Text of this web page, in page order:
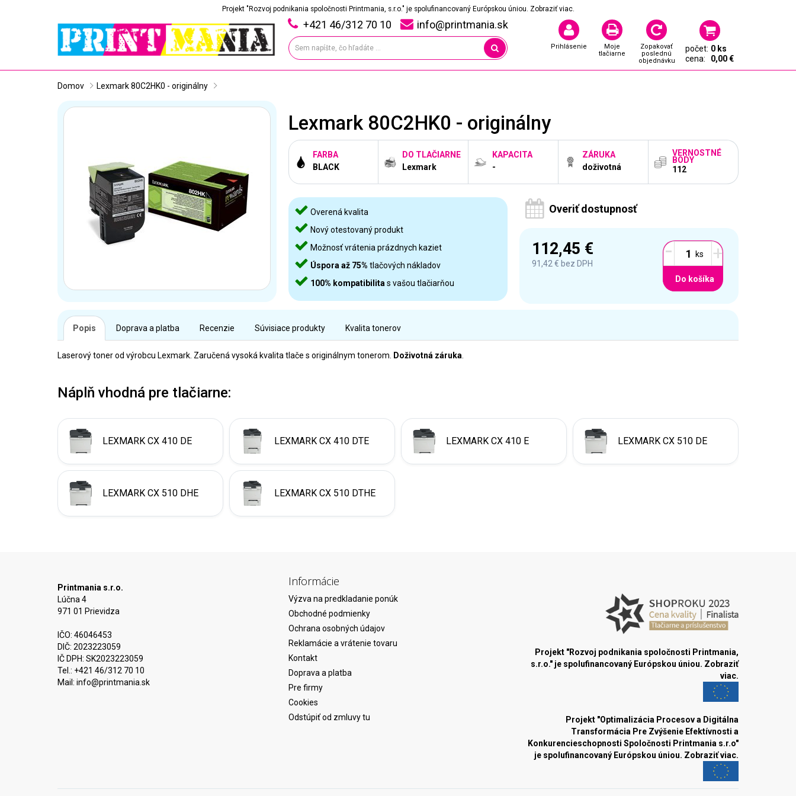
Projekt "Rozvoj podnikania spoločnosti Printmania, s.r.o." je spolufinancovaný Európskou úniou. Zobraziť viac.
+421 46/312 70 10 info@printmania.sk
Prihlásenie
Moje
tlačiarne
Zopakovať
poslednú
objednávku
počet: 0 ks
cena:
0,00 €
Domov Lexmark 80C2HK0 - originálny
Lexmark 80C2HK0 - originálny
FARBA
BLACK
DO TLAČIARNE
Lexmark
KAPACITA
-
ZÁRUKA
doživotná
VERNOSTNÉ
BODY
112
Overená kvalita
Nový otestovaný produkt
Možnosť vrátenia prázdnych kaziet
Úspora až 75% tlačových nákladov
100% kompatibilita s vašou tlačiarňou
Overiť dostupnosť
112,45 €
91,42 € bez DPH - +
Do košíka
Popis Doprava a platba Recenzie Súvisiace produkty Kvalita tonerov
Laserový toner od výrobcu Lexmark. Zaručená vysoká kvalita tlače s originálnym tonerom. Doživotná záruka
Náplň vhodná pre tlačiarne:
LEXMARK CX 410 DE LEXMARK CX 410 DTE LEXMARK CX 410 E LEXMARK CX 510 DE
LEXMARK CX 510 DHE LEXMARK CX 510 DTHE
Printmania s.r.o.
Lúčna 4
971 01 Prievidza
IČO: 46046453
DIČ: 2023223059
IČ DPH: SK2023223059
Tel.: +421 46/312 70 10
Mail: info@printmania.sk
Informácie
Výzva na predkladanie ponúk
Obchodné podmienky
Ochrana osobných údajov
Reklamácie a vrátenie tovaru
Kontakt
Doprava a platba
Pre firmy
Cookies
Odstúpiť od zmluvy tu
Projekt "Rozvoj podnikania spoločnosti Printmania,
s.r.o." je spolufinancovaný Európskou úniou. Zobraziť
viac.
Projekt "Optimalizácia Procesov a Digitálna
Transformácia Pre Zvýšenie Efektívnosti a
Konkurencieschopnosti Spoločnosti Printmania s.r.o"
je spolufinancovaný Európskou úniou. Zobraziť viac.